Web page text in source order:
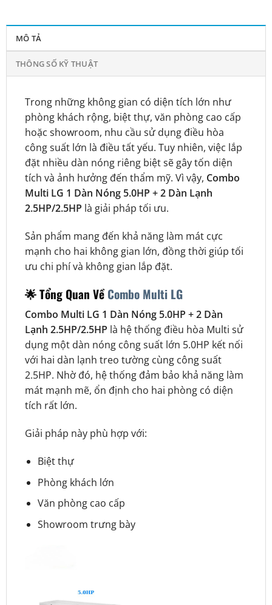
MÔ TẢ
THÔNG SỐ KỸ THUẬT
Trong những không gian có diện tích lớn như
phòng khách rộng, biệt thự, văn phòng cao cấp
hoặc showroom, nhu cầu sử dụng điều hòa
công suất lớn là điều tất yếu. Tuy nhiên, việc lắp
đặt nhiều dàn nóng riêng biệt sẽ gây tốn diện
tích và ảnh hưởng đến thẩm mỹ. Vì vậy, Combo
Multi LG 1 Dàn Nóng 5.0HP + 2 Dàn Lạnh
2.5HP/2.5HP là giải pháp tối ưu.
Sản phẩm mang đến khả năng làm mát cực
mạnh cho hai không gian lớn, đồng thời giúp tối
ưu chi phí và không gian lắp đặt.
🌟 Tổng Quan Về Combo Multi LG
Combo Multi LG 1 Dàn Nóng 5.0HP + 2 Dàn
Lạnh 2.5HP/2.5HP là hệ thống điều hòa Multi sử
dụng một dàn nóng công suất lớn 5.0HP kết nối
với hai dàn lạnh treo tường cùng công suất
2.5HP. Nhờ đó, hệ thống đảm bảo khả năng làm
mát mạnh mẽ, ổn định cho hai phòng có diện
tích rất lớn.
Giải pháp này phù hợp với:
Biệt thự
Phòng khách lớn
Văn phòng cao cấp
Showroom trưng bày